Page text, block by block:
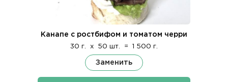
Канапе с ростбифом и томатом черри
30 г. x 50 шт. = 1 500 г.
Заменить